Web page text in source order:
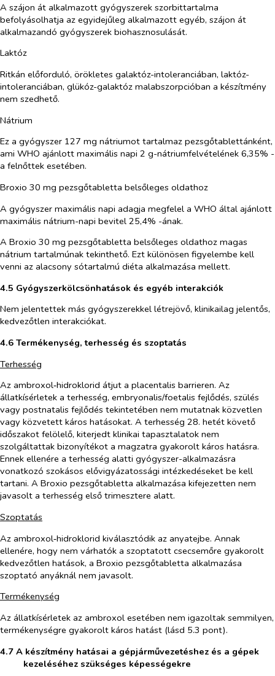
A szájon át alkalmazott gyógyszerek szorbittartalma
befolyásolhatja az egyidejűleg alkalmazott egyéb, szájon át
alkalmazandó gyógyszerek biohasznosulását.
Laktóz
Ritkán előforduló, örökletes galaktóz-intoleranciában, laktóz-
intoleranciában, glükóz-galaktóz malabszorpcióban a készítmény
nem szedhető.
Nátrium
Ez a gyógyszer 127 mg nátriumot tartalmaz pezsgőtablettánként,
ami WHO ajánlott maximális napi 2 g-nátriumfelvételének 6,35% -
a felnőttek esetében.
Broxio 30 mg pezsgőtabletta belsőleges oldathoz
A gyógyszer maximális napi adagja megfelel a WHO által ajánlott
maximális nátrium-napi bevitel 25,4% -ának.
A Broxio 30 mg pezsgőtabletta belsőleges oldathoz magas
nátrium tartalmúnak tekinthető. Ezt különösen figyelembe kell
venni az alacsony sótartalmú diéta alkalmazása mellett.
4.5 Gyógyszerkölcsönhatások és egyéb interakciók
Nem jelentettek más gyógyszerekkel létrejövő, klinikailag jelentős,
kedvezőtlen interakciókat.
4.6 Termékenység, terhesség és szoptatás
Terhesség
Az ambroxol‑hidroklorid átjut a placentalis barrieren. Az
állatkísérletek a terhesség, embryonalis/foetalis fejlődés, szülés
vagy postnatalis fejlődés tekintetében nem mutatnak közvetlen
vagy közvetett káros hatásokat. A terhesség 28. hetét követő
időszakot felölelő, kiterjedt klinikai tapasztalatok nem
szolgáltattak bizonyítékot a magzatra gyakorolt káros hatásra.
Ennek ellenére a terhesség alatti gyógyszer-alkalmazásra
vonatkozó szokásos elővigyázatossági intézkedéseket be kell
tartani. A Broxio pezsgőtabletta alkalmazása kifejezetten nem
javasolt a terhesség első trimesztere alatt.
Szoptatás
Az ambroxol‑hidroklorid kiválasztódik az anyatejbe. Annak
ellenére, hogy nem várhatók a szoptatott csecsemőre gyakorolt
kedvezőtlen hatások, a Broxio pezsgőtabletta alkalmazása
szoptató anyáknál nem javasolt.
Termékenység
Az állatkísérletek az ambroxol esetében nem igazoltak semmilyen,
termékenységre gyakorolt káros hatást (lásd 5.3 pont).
4.7 A készítmény hatásai a gépjárművezetéshez és a gépek
kezeléséhez szükséges képességekre